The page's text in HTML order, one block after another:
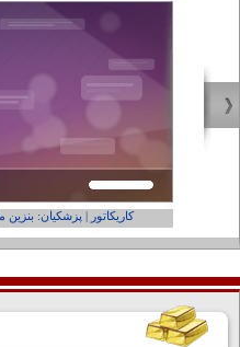
کاریکاتور | پزشکیان: